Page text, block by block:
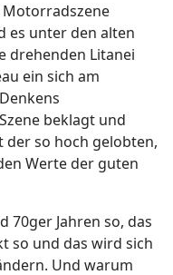
Motorradszene
es unter den alten
drehenden Litanei
ein sich am
beklagt und
so hoch gelobten,
Werte der guten
70ger Jahren so, das
so und das wird sich
Und warum